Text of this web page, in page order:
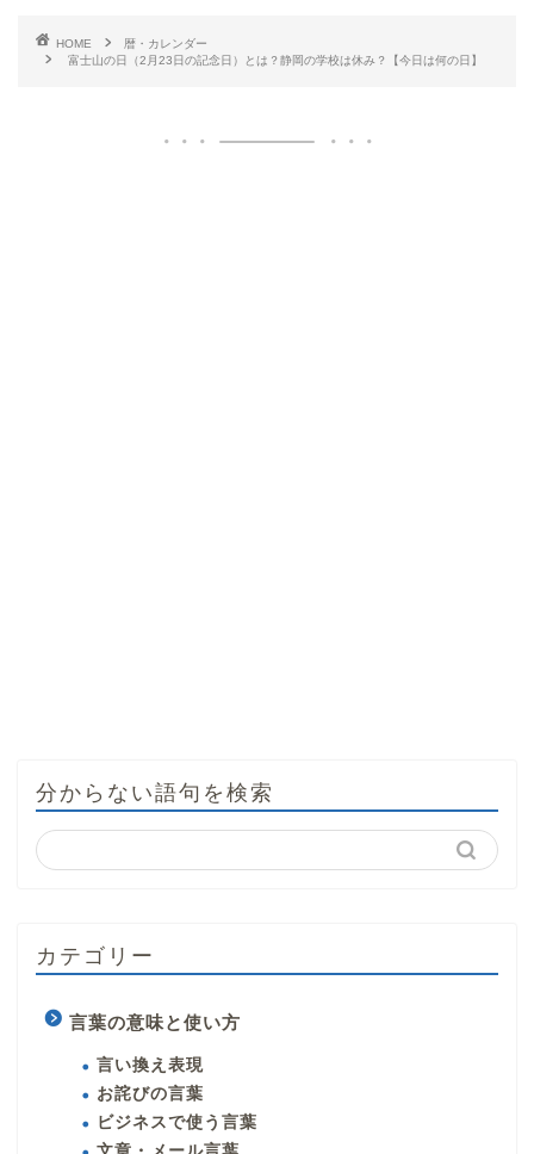
HOME
暦・カレンダー
富士山の日（2月23日の記念日）とは？静岡の学校は休み？【今日は何の日】
分からない語句を検索
カテゴリー
言葉の意味と使い方
言い換え表現
お詫びの言葉
ビジネスで使う言葉